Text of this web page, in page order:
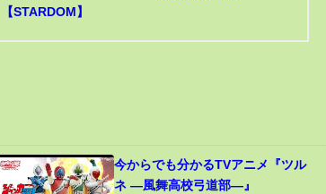
【STARDOM】
今からでも分かるTVアニメ『ツル
ネ ―風舞高校弓道部―』